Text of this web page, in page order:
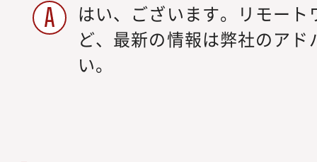
はい、ございます。リモー
ど、最新の情報は弊社のア
い。